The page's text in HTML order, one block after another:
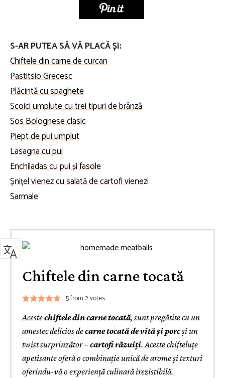
S-AR PUTEA SĂ VĂ PLACĂ ȘI:
Chiftele din carne de curcan
Pastitsio Grecesc
Plăcintă cu spaghete
Scoici umplute cu trei tipuri de brânză
Sos Bolognese clasic
Piept de pui umplut
Lasagna cu pui
Enchiladas cu pui și fasole
Șnițel vienez cu salată de cartofi vienezi
Sarmale
Chiftele din carne tocată
5from 2votes
Acestechiftele din carne tocată, sunt pregătite cu un
amestec delicios decarne tocată de vită și porcși un
twist surprinzător –cartofi răzuiți. Aceste chifteluțe
apetisante oferă o combinație unică de arome și texturi
oferindu-vă o experiență culinară irezistibilă.